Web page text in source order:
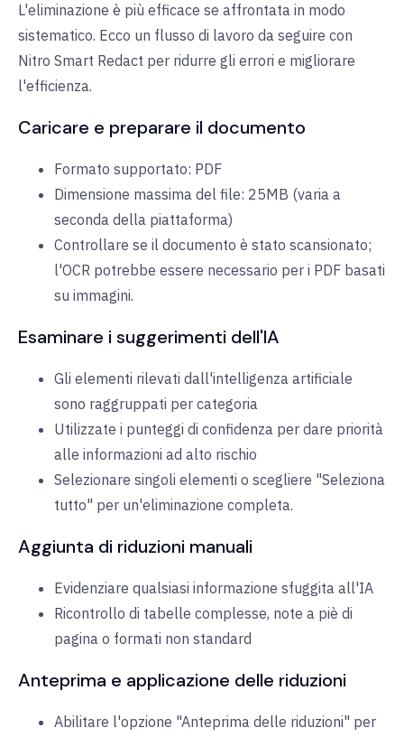
L'eliminazione è più efficace se affrontata in modo
sistematico. Ecco un flusso di lavoro da seguire con
Nitro Smart Redact per ridurre gli errori e migliorare
l'efficienza.
Caricare e preparare il documento
Formato supportato: PDF
Dimensione massima del file: 25MB (varia a
seconda della piattaforma)
Controllare se il documento è stato scansionato;
l'OCR potrebbe essere necessario per i PDF basati
su immagini.
Esaminare i suggerimenti dell'IA
Gli elementi rilevati dall'intelligenza artificiale
sono raggruppati per categoria
Utilizzate i punteggi di confidenza per dare priorità
alle informazioni ad alto rischio
Selezionare singoli elementi o scegliere "Seleziona
tutto" per un'eliminazione completa.
Aggiunta di riduzioni manuali
Evidenziare qualsiasi informazione sfuggita all'IA
Ricontrollo di tabelle complesse, note a piè di
pagina o formati non standard
Anteprima e applicazione delle riduzioni
Abilitare l'opzione "Anteprima delle riduzioni" per